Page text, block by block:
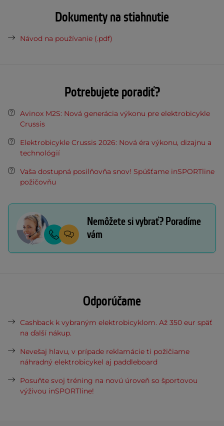
Dokumenty na stiahnutie
Návod na používanie (.pdf)
Potrebujete poradiť?
Avinox M2S: Nová generácia výkonu pre elektrobicykle
Crussis
Elektrobicykle Crussis 2026: Nová éra výkonu, dizajnu a
technológií
Vaša dostupná posilňovňa snov! Spúšťame inSPORTline
požičovňu
Nemôžete si vybrať? Poradíme
vám
Odporúčame
Cashback k vybraným elektrobicyklom. Až 350 eur späť
na ďalší nákup.
Nevešaj hlavu, v prípade reklamácie ti požičiame
náhradný elektrobicykel aj paddleboard
Posuňte svoj tréning na novú úroveň so športovou
výživou inSPORTline!